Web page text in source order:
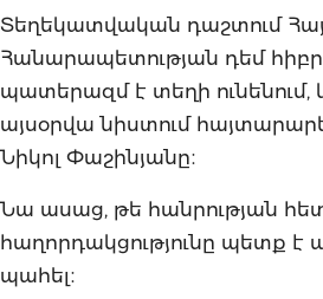
Տեղեկատվական դաշտում
Հանարապետության դեմ
պատերազմ է տեղի ունենում,
այսօրվա նիստում
Նիկոլ Փաշինյանը։
Նա ասաց, թե հանրության
հաղորդակցությունը պետք է
պահել։